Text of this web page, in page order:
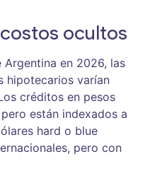
ocultos
en 2026, las
hipotecarios varían
créditos en pesos
están indexados a
hard o blue
pero con